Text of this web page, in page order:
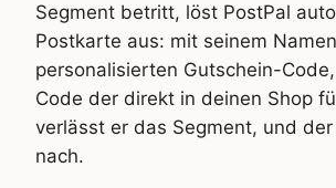
Segment betritt, löst PostPal
Postkarte aus: mit seinem
personalisierten Gutschein-
Code der direkt in deinen Shop
verlässt er das Segment, und
nach.